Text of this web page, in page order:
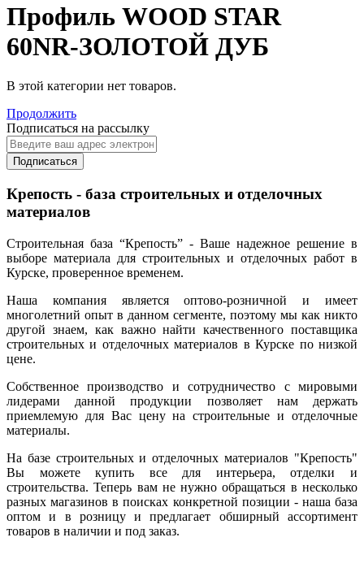
Профиль WOOD STAR
60NR-ЗОЛОТОЙ ДУБ
В этой категории нет товаров.
Продолжить
Подписаться на рассылку
Подписаться
Крепость - база строительных и отделочных
материалов
Строительная база “Крепость” - Ваше надежное решение в
выборе материала для строительных и отделочных работ в
Курске, проверенное временем.
Наша компания является оптово-розничной и имеет
многолетний опыт в данном сегменте, поэтому мы как никто
другой знаем, как важно найти качественного поставщика
строительных и отделочных материалов в Курске по низкой
цене.
Собственное производство и сотрудничество с мировыми
лидерами данной продукции позволяет нам держать
приемлемую для Вас цену на строительные и отделочные
материалы.
На базе строительных и отделочных материалов "Крепость"
Вы можете купить все для интерьера, отделки и
строительства. Теперь вам не нужно обращаться в несколько
разных магазинов в поисках конкретной позиции - наша база
оптом и в розницу и предлагает обширный ассортимент
товаров в наличии и под заказ.